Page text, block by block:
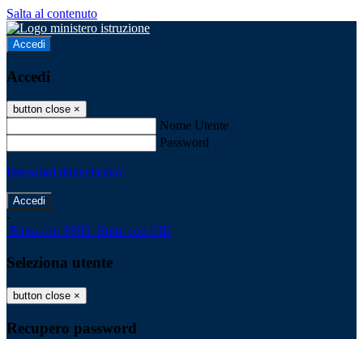
Salta al contenuto
Accedi
Accedi
button close ×
Nome Utente
Password
Password dimenticata?
-
Entra con SPID Entra con CIE
Seleziona utente
button close ×
Recupero password